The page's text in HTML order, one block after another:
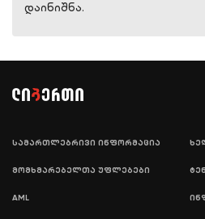
დაინიშნა.
სამართლებრივი ინფორმაცია
მომხმარებელთა უფლებები
AML